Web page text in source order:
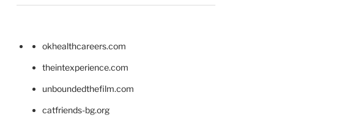
okhealthcareers.com
theintexperience.com
unboundedthefilm.com
catfriends-bg.org